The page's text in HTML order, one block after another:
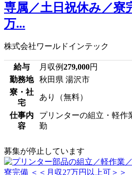
専属／土日祝休み／寮
万...
株式会社ワールドインテック
給与 月収例279,000円
勤務地
秋田県 湯沢市
寮・社
宅
あり（無料）
仕事内
容
プリンターの組立・軽作
勤
募集が停止しています